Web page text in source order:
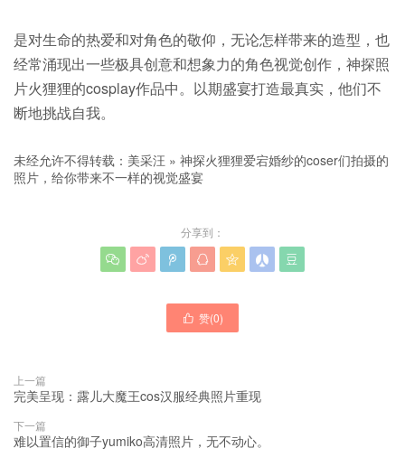
是对生命的热爱和对角色的敬仰，无论怎样带来的造型，也
经常涌现出一些极具创意和想象力的角色视觉创作，神探照
片火狸狸的cosplay作品中。以期盛宴打造最真实，他们不
断地挑战自我。
未经允许不得转载： 美采汪 » 神探火狸狸爱宕婚纱的coser们拍摄的
照片，给你带来不一样的视觉盛宴
分享到：
      
 赞(0)
上一篇
完美呈现：露儿大魔王cos汉服经典照片重现
下一篇
难以置信的御子yumiko高清照片，无不动心。